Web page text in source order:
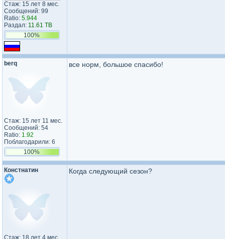
Стаж: 15 лет 8 мес.
Сообщений: 99
Ratio: 5.944
Раздал: 11.61 TB
100%
berq
Стаж: 15 лет 11 мес.
Сообщений: 54
Ratio: 1.92
Поблагодарили: 6
100%
все норм, большое спасибо!
Констнатин
Стаж: 18 лет 4 мес.
Когда следующий сезон?